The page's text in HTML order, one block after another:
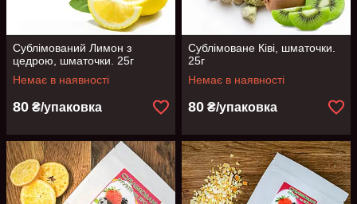
Сублімований Лимон з
цедрою, шматочки. 25г
Немає в наявності
80 ₴/упаковка
Сублімоване Ківі, шматочки.
25г
Немає в наявності
80 ₴/упаковка